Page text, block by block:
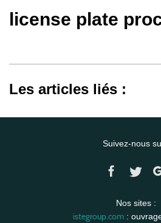
license plate
Les articles liés :
Suivez-nous
Nos sites :
istegroup.com: